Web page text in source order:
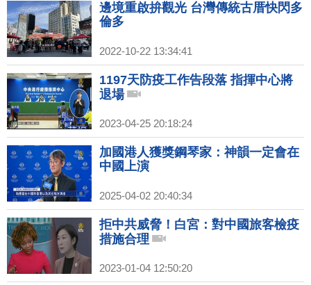
邊境重啟拚觀光 台灣傳統古厝快閃多
倫多
2022-10-22 13:34:41
1197天防疫工作告段落 指揮中心將
退場
2023-04-25 20:18:24
加國港人獲獎鋼琴家：神韻一定會在
中國上演
2025-04-02 20:40:34
拒中共威脅！白宮：對中國旅客檢疫
措施合理
2023-01-04 12:50:20